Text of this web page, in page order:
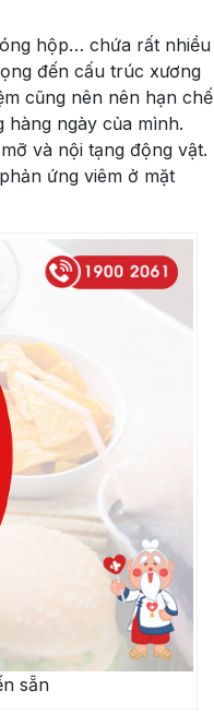
hộp… chứa rất nhiều
đến cấu trúc xương
cũng nên nên hạn chế
ngày của mình.
và nội tạng động vật.
ứng viêm ở mặt
sẵn